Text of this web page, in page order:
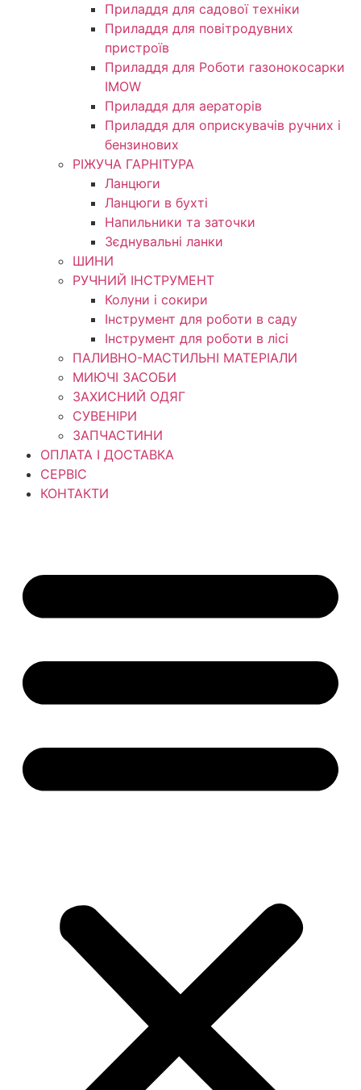
Приладдя для садової техніки
Приладдя для повітродувних
пристроїв
Приладдя для Роботи газонокосарки
IMOW
Приладдя для аераторів
Приладдя для оприскувачів ручних і
бензинових
РІЖУЧА ГАРНІТУРА
Ланцюги
Ланцюги в бухті
Напильники та заточки
Зєднувальні ланки
ШИНИ
РУЧНИЙ ІНСТРУМЕНТ
Колуни і сокири
Інструмент для роботи в саду
Інструмент для роботи в лісі
ПАЛИВНО-МАСТИЛЬНІ МАТЕРІАЛИ
МИЮЧІ ЗАСОБИ
ЗАХИСНИЙ ОДЯГ
СУВЕНІРИ
ЗАПЧАСТИНИ
ОПЛАТА І ДОСТАВКА
СЕРВІС
КОНТАКТИ